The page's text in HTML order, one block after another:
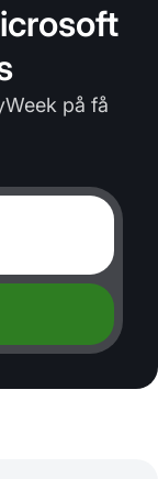
på få